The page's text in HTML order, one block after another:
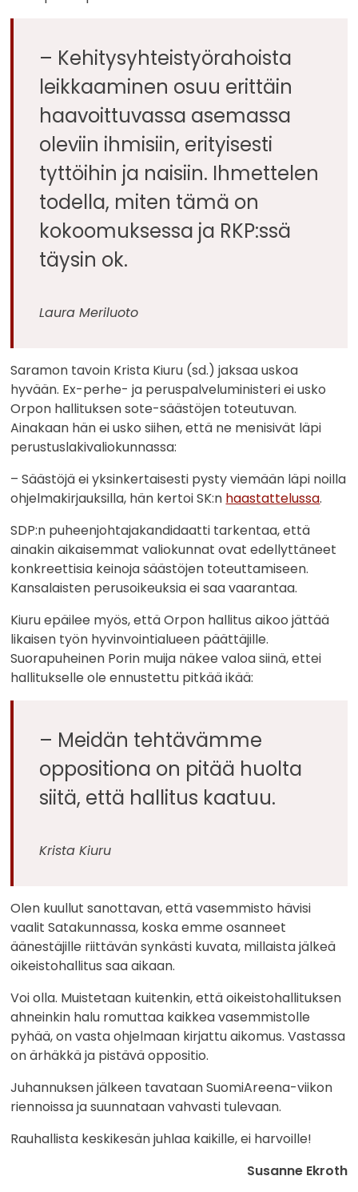
– Kehitysyhteistyörahoista
leikkaaminen osuu erittäin
haavoittuvassa asemassa
oleviin ihmisiin, erityisesti
tyttöihin ja naisiin. Ihmettelen
todella, miten tämä on
kokoomuksessa ja RKP:ssä
täysin ok.
Laura Meriluoto
Saramon tavoin Krista Kiuru (sd.) jaksaa uskoa
hyvään. Ex-perhe- ja peruspalveluministeri ei usko
Orpon hallituksen sote-säästöjen toteutuvan.
Ainakaan hän ei usko siihen, että ne menisivät läpi
perustuslakivaliokunnassa:
– Säästöjä ei yksinkertaisesti pysty viemään läpi noilla
ohjelmakirjauksilla, hän kertoi SK:n haastattelussa.
SDP:n puheenjohtajakandidaatti tarkentaa, että
ainakin aikaisemmat valiokunnat ovat edellyttäneet
konkreettisia keinoja säästöjen toteuttamiseen.
Kansalaisten perusoikeuksia ei saa vaarantaa.
Kiuru epäilee myös, että Orpon hallitus aikoo jättää
likaisen työn hyvinvointialueen päättäjille.
Suorapuheinen Porin muija näkee valoa siinä, ettei
hallitukselle ole ennustettu pitkää ikää:
– Meidän tehtävämme
oppositiona on pitää huolta
siitä, että hallitus kaatuu.
Krista Kiuru
Olen kuullut sanottavan, että vasemmisto hävisi
vaalit Satakunnassa, koska emme osanneet
äänestäjille riittävän synkästi kuvata, millaista jälkeä
oikeistohallitus saa aikaan.
Voi olla. Muistetaan kuitenkin, että oikeistohallituksen
ahneinkin halu romuttaa kaikkea vasemmistolle
pyhää, on vasta ohjelmaan kirjattu aikomus. Vastassa
on ärhäkkä ja pistävä oppositio.
Juhannuksen jälkeen tavataan SuomiAreena-viikon
riennoissa ja suunnataan vahvasti tulevaan.
Rauhallista keskikesän juhlaa kaikille, ei harvoille!
Susanne Ekroth